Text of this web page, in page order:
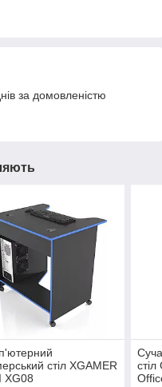
за домовленістю
стіл XGAMER
XG08